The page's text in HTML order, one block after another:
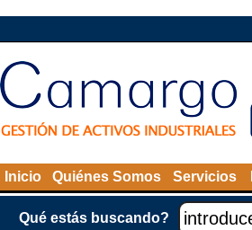
Inicio Quiénes Somos Servicios
Qué estás buscando?